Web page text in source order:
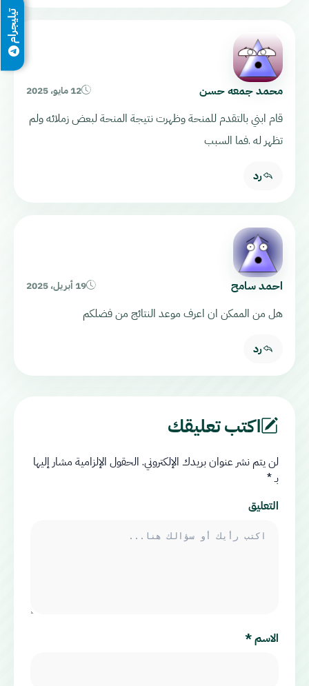
محمد جمعه حسن 12 مايو، 2025
قام ابني بالتقدم للمنحة وظهرت نتيجة المنحة لبعض زملائه ولم
تظهر له .فما السبب
رد
احمد سامح 19 أبريل، 2025
هل من الممكن ان اعرف موعد النتائج من فضلكم
رد
اكتب تعليقك
لن يتم نشر عنوان بريدك الإلكتروني. الحقول الإلزامية مشار إليها
بـ*
التعليق
الاسم*
تيليجرام